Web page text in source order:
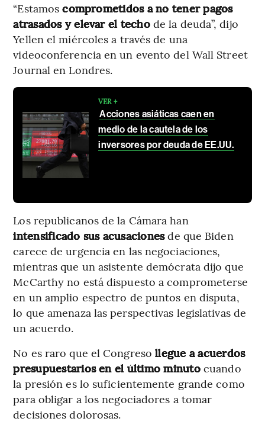
“Estamoscomprometidos a no tener pagos
atrasados y elevar el techode la deuda”, dijo
Yellen el miércoles a través de una
videoconferencia en un evento del Wall Street
Journal en Londres.
VER +
Acciones asiáticas caen en
medio de la cautela de los
inversores por deuda de EE.UU.
Los republicanos de la Cámara han
intensificado sus acusacionesde que Biden
carece de urgencia en las negociaciones,
mientras que un asistente demócrata dijo que
McCarthy no está dispuesto a comprometerse
en un amplio espectro de puntos en disputa,
lo que amenaza las perspectivas legislativas de
un acuerdo.
No es raro que el Congreso llegue a acuerdos
presupuestarios en el último minutocuando
la presión es lo suficientemente grande como
para obligar a los negociadores a tomar
decisiones dolorosas.